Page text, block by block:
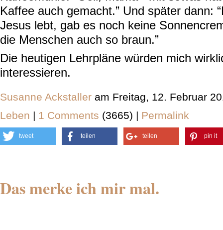
Kaffee auch gemacht.” Und später dann:
Jesus lebt, gab es noch keine
die Menschen auch so braun.”
Die heutigen Lehrpläne würden mich
interessieren.
Susanne Ackstaller am Freitag, 12. Februar
Leben | 1 Comments (3665) | Permalink
tweet teilen teilen pin it
Das merke ich mir mal.